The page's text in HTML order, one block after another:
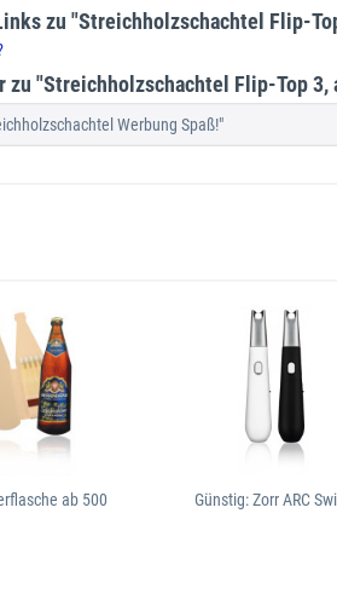
zu "Streichholzschachtel Flip-
zu "Streichholzschachtel Flip-Top 3,
Werbung Spaß!"
ab 500
Günstig: Zorr ARC